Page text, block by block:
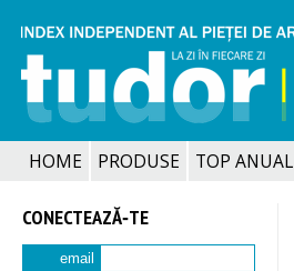
HOME PRODUSE TOP ANUAL
CONECTEAZĂ‑TE
email